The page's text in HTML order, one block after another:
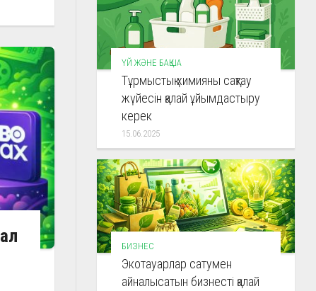
ҮЙ ЖӘНЕ БАҚША
Тұрмыстық химияны сақтау
жүйесін қалай ұйымдастыру
керек
15.06.2025
БИЗНЕС
Экотауарлар сатумен
айналысатын бизнесті қалай